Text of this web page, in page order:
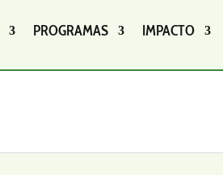
PROGRAMAS IMPACTO